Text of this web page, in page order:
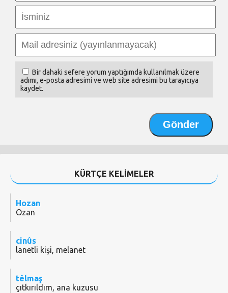
Bir dahaki sefere yorum yaptığımda kullanılmak üzere
adımı, e-posta adresimi ve web site adresimi bu tarayıcıya
kaydet.
KÜRTÇE KELİMELER
Hozan
Ozan
cinûs
lanetli kişi, melanet
têlmaş
çıtkırıldım, ana kuzusu